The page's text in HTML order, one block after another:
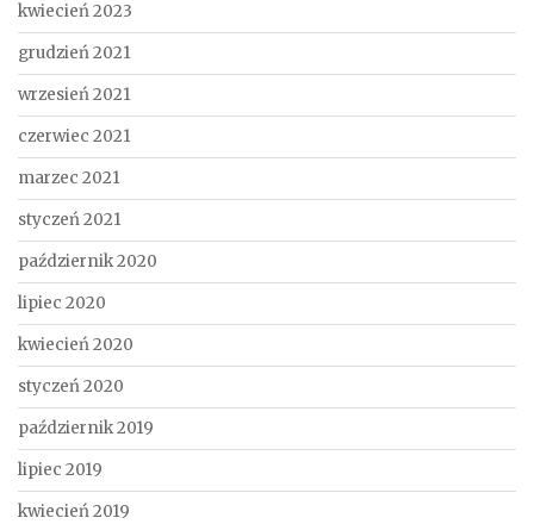
kwiecień 2023
grudzień 2021
wrzesień 2021
czerwiec 2021
marzec 2021
styczeń 2021
październik 2020
lipiec 2020
kwiecień 2020
styczeń 2020
październik 2019
lipiec 2019
kwiecień 2019